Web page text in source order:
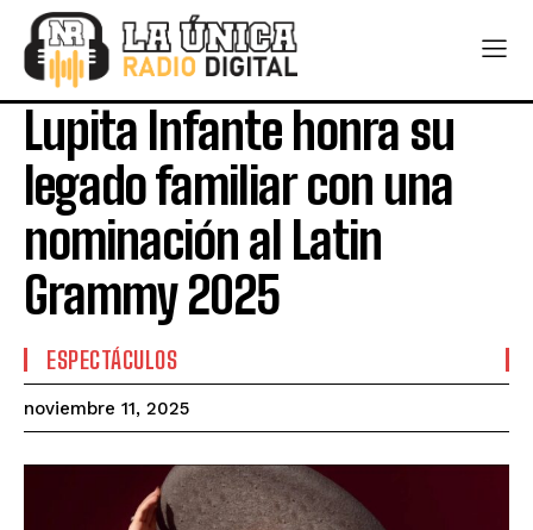
Lupita Infante honra su
legado familiar con una
nominación al Latin
Grammy 2025
ESPECTÁCULOS
noviembre 11, 2025